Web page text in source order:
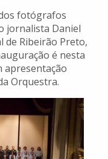
fotógrafos
jornalista Daniel
de Ribeirão Preto,
é nesta
apresentação
Orquestra.